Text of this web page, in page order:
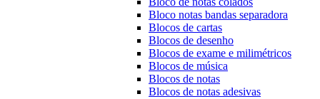
Bloco notas bandas separadora
Blocos de cartas
Blocos de desenho
Blocos de exame e milimétricos
Blocos de música
Blocos de notas
Blocos de notas adesivas